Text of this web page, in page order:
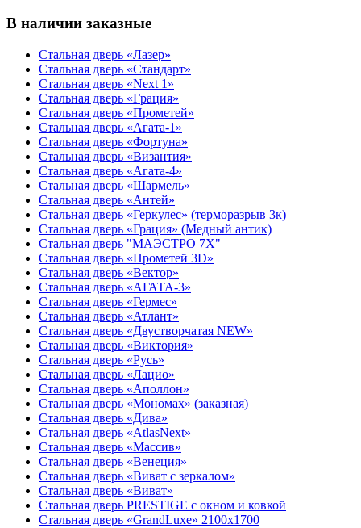
В наличии заказные
Стальная дверь «Лазер»
Стальная дверь «Стандарт»
Стальная дверь «Next 1»
Стальная дверь «Гpация»
Стальная дверь «Прометей»
Стальная дверь «Агата-1»
Стальная дверь «Фортуна»
Стальная дверь «Византия»
Стальная дверь «Агата-4»
Стальная дверь «Шармель»
Стальная дверь «Антей»
Стальная дверь «Геркулес» (терморазрыв 3к)
Стальная дверь «Грация» (Медный антик)
Стальная дверь "МАЭСТРО 7Х"
Стальная дверь «Прометей 3D»
Стальная дверь «Вектор»
Стальная дверь «АГАТА-3»
Стальная дверь «Гермес»
Стальная дверь «Атлант»
Стальная дверь «Двустворчатая NEW»
Стальная дверь «Виктория»
Стальная дверь «Русь»
Стальная дверь «Лацио»
Стальная дверь «Аполлон»
Стальная дверь «Мономах» (заказная)
Стальная дверь «Дива»
Стальная дверь «AtlasNext»
Стальная дверь «Массив»
Стальная дверь «Венеция»
Стальная дверь «Виват с зеркалом»
Стальная дверь «Виват»
Стальная дверь PRESTIGE с окном и ковкой
Стальная дверь «GrandLuxe» 2100х1700